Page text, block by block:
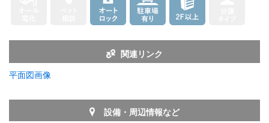
関連リンク
平面図画像
設備・周辺情報など